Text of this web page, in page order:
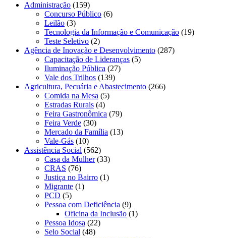
Administração (159)
Concurso Público (6)
Leilão (3)
Tecnologia da Informação e Comunicação (19)
Teste Seletivo (2)
Agência de Inovação e Desenvolvimento (287)
Capacitação de Lideranças (5)
Iluminação Pública (27)
Vale dos Trilhos (139)
Agricultura, Pecuária e Abastecimento (266)
Comida na Mesa (5)
Estradas Rurais (4)
Feira Gastronômica (79)
Feira Verde (30)
Mercado da Família (13)
Vale-Gás (10)
Assistência Social (562)
Casa da Mulher(33)
CRAS (76)
Justiça no Bairro (1)
Migrante (1)
PCD (5)
Pessoa com Deficiência (9)
Oficina da Inclusão (1)
Pessoa Idosa (22)
Selo Social (48)